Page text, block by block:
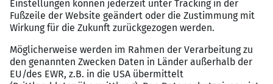
Vielfältige Fortbildungsmöglichkeiten
Eine interessante und verantwortungsvolle
Tätigkeit mit Gestaltungsspielraum
Entgeltgruppe 11 des Tarifvertrages für den